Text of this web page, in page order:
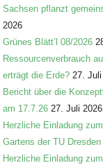
Sachsen pflanzt
2026
Grünes Blätt’l 08/2026
Ressourcenverbrauch
erträgt die Erde? 27.
Bericht über die
am 17.7.26 27. Juli 2026
Herzliche Einladung
Gartens der TU Dresden
Herzliche Einladung